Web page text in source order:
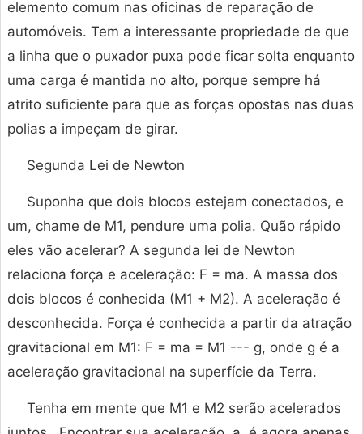
elemento comum nas oficinas de reparação de
automóveis. Tem a interessante propriedade de que
a linha que o puxador puxa pode ficar solta enquanto
uma carga é mantida no alto, porque sempre há
atrito suficiente para que as forças opostas nas duas
polias a impeçam de girar.
Segunda Lei de Newton
Suponha que dois blocos estejam conectados, e
um, chame de M1, pendure uma polia. Quão rápido
eles vão acelerar? A segunda lei de Newton
relaciona força e aceleração: F = ma. A massa dos
dois blocos é conhecida (M1 + M2). A aceleração é
desconhecida. Força é conhecida a partir da atração
gravitacional em M1: F = ma = M1 --- g, onde g é a
aceleração gravitacional na superfície da Terra.
Tenha em mente que M1 e M2 serão acelerados